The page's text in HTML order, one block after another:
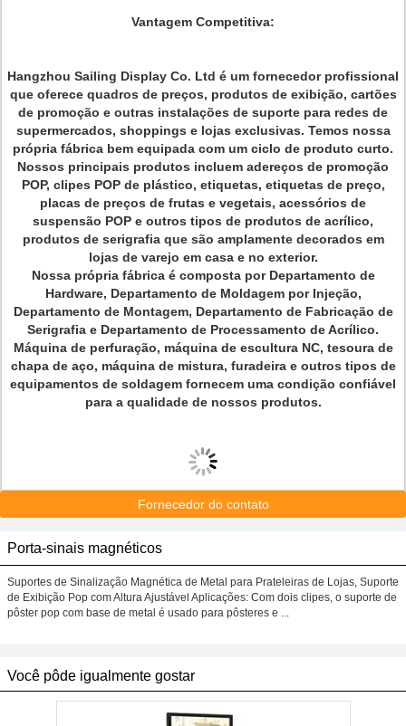
Vantagem Competitiva:
Hangzhou Sailing Display Co. Ltd é um fornecedor profissional
que oferece quadros de preços, produtos de exibição, cartões
de promoção e outras instalações de suporte para redes de
supermercados, shoppings e lojas exclusivas. Temos nossa
própria fábrica bem equipada com um ciclo de produto curto.
Nossos principais produtos incluem adereços de promoção
POP, clipes POP de plástico, etiquetas, etiquetas de preço,
placas de preços de frutas e vegetais, acessórios de
suspensão POP e outros tipos de produtos de acrílico,
produtos de serigrafia que são amplamente decorados em
lojas de varejo em casa e no exterior.
Nossa própria fábrica é composta por Departamento de
Hardware, Departamento de Moldagem por Injeção,
Departamento de Montagem, Departamento de Fabricação de
Serigrafia e Departamento de Processamento de Acrílico.
Máquina de perfuração, máquina de escultura NC, tesoura de
chapa de aço, máquina de mistura, furadeira e outros tipos de
equipamentos de soldagem fornecem uma condição confiável
para a qualidade de nossos produtos.
Fornecedor do contato
Porta-sinais magnéticos
Suportes de Sinalização Magnética de Metal para Prateleiras de Lojas, Suporte
de Exibição Pop com Altura Ajustável Aplicações: Com dois clipes, o suporte de
pôster pop com base de metal é usado para pôsteres e ...
Você pôde igualmente gostar